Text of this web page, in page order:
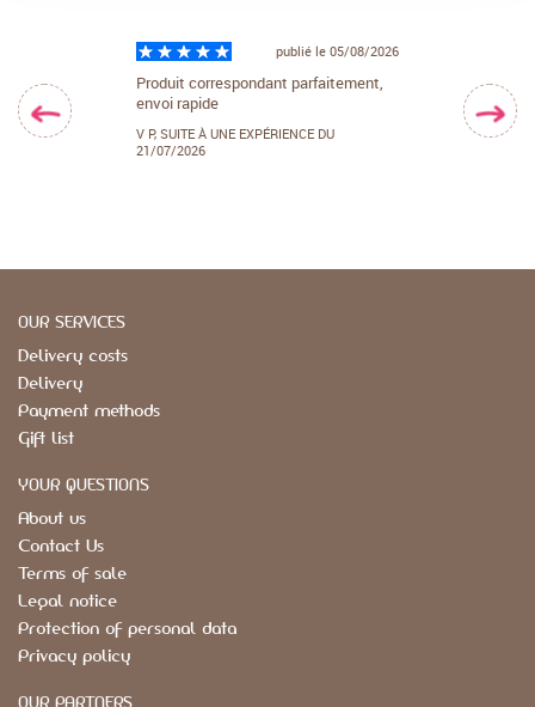
EXPÉRIENCE
publié le 05/08/2026
Produit correspondant parfaitement,
envoi rapide
V P, SUITE À UNE EXPÉRIENCE DU
21/07/2026
Facile d'accès
VALÉRIE B,SUITE
27/07/2026
OUR SERVICES
Delivery costs
Delivery
Payment methods
Gift list
YOUR QUESTIONS
About us
Contact Us
Terms of sale
Legal notice
Protection of personal data
Privacy policy